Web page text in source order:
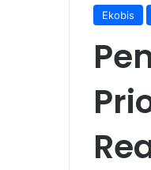
Ekobis